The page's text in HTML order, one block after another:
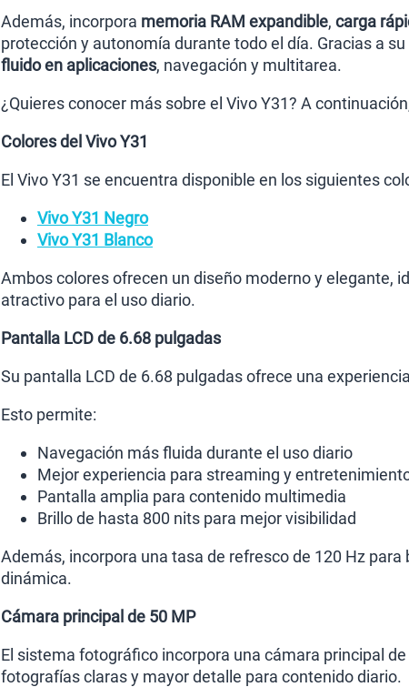
Además, incorpora memoria RAM expandible, carga
protección y autonomía durante todo el día. Gracias a
fluido en aplicaciones, navegación y multitarea.
¿Quieres conocer más sobre el Vivo Y31? A
Colores del Vivo Y31
El Vivo Y31 se encuentra disponible en los siguientes
Vivo Y31 Negro
Vivo Y31 Blanco
Ambos colores ofrecen un diseño moderno y elegante,
atractivo para el uso diario.
Pantalla LCD de 6.68 pulgadas
Su pantalla LCD de 6.68 pulgadas ofrece una
Esto permite:
Navegación más fluida durante el uso diario
Mejor experiencia para streaming y
Pantalla amplia para contenido multimedia
Brillo de hasta 800 nits para mejor visibilidad
Además, incorpora una tasa de refresco de 120 Hz
dinámica.
Cámara principal de 50 MP
El sistema fotográfico incorpora una cámara principal
fotografías claras y mayor detalle para contenido diario.